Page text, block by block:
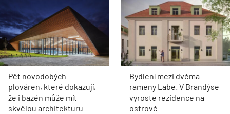
Pět novodobých
plováren, které dokazují,
že i bazén může mít
skvělou architekturu
Bydlení mezi dvěma
rameny Labe. V Brandýse
vyroste rezidence na
ostrově